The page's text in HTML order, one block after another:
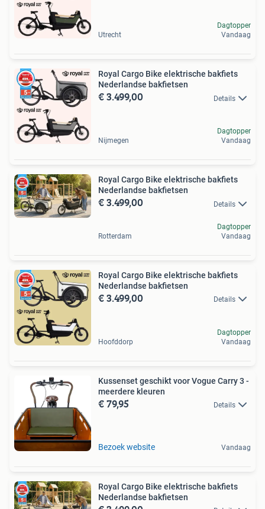
Utrecht
Dagtopper
Vandaag
Royal Cargo Bike elektrische bakfiets
Nederlandse bakfietsen
€ 3.499,00 Details
Nijmegen
Dagtopper
Vandaag
Royal Cargo Bike elektrische bakfiets
Nederlandse bakfietsen
€ 3.499,00 Details
Rotterdam
Dagtopper
Vandaag
Royal Cargo Bike elektrische bakfiets
Nederlandse bakfietsen
€ 3.499,00 Details
Hoofddorp
Dagtopper
Vandaag
Kussenset geschikt voor Vogue Carry 3 -
meerdere kleuren
€ 79,95 Details
Bezoek website Vandaag
Royal Cargo Bike elektrische bakfiets
Nederlandse bakfietsen